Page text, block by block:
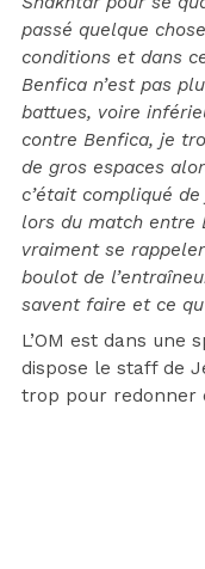
passé quelque
conditions et dans
Benfica n’est pas
battues, voire
contre Benfica, je
de gros espaces
c’était compliqué
lors du match entre
vraiment se
boulot de
savent faire et ce
L’OM est dans une
dispose le staff de
trop pour redonner